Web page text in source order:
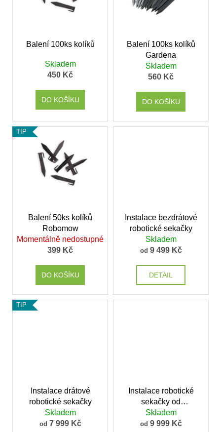
Balení 100ks kolíků
Skladem
450 Kč
DO KOŠÍKU
Balení 100ks kolíků
Gardena
Skladem
560 Kč
DO KOŠÍKU
TIP
Balení 50ks kolíků
Robomow
Momentálně nedostupné
399 Kč
DO KOŠÍKU
Instalace bezdrátové
robotické sekačky
Skladem
od 9 499 Kč
DETAIL
TIP
Instalace drátové
robotické sekačky
Skladem
od 7 999 Kč
Instalace robotické
sekačky od
konkurence
Skladem
od 9 999 Kč